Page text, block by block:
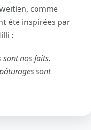
comme
été inspirées par
:
sont nos faits.
sont